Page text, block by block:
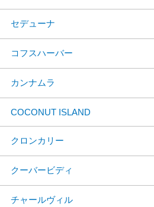
セデューナ
コフスハーバー
カンナムラ
COCONUT ISLAND
クロンカリー
クーバービディ
チャールヴィル